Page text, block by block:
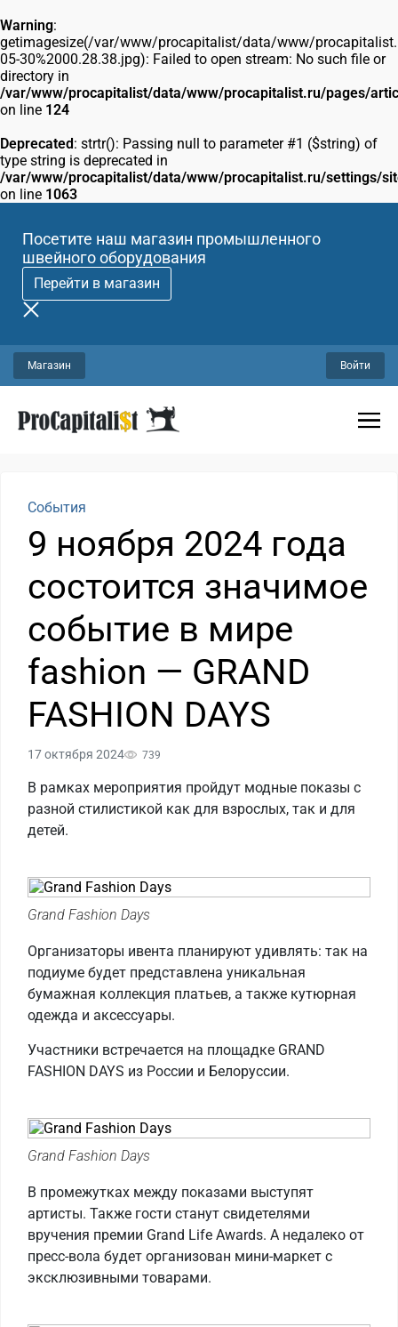
Warning:
getimagesize(/var/www/procapitalist/data/www/
05-30%2000.28.38.jpg): Failed to open stream: No such file or
directory in
/var/www/procapitalist/data/www/procapitalist.ru/pages/
on line 124
Deprecated: strtr(): Passing null to parameter #1 ($string) of
type string is deprecated in
/var/www/procapitalist/data/www/procapitalist.ru/settings/
on line 1063
Посетите наш магазин промышленного
швейного оборудования
Перейти в магазин
Магазин Войти
События
9 ноября 2024 года
состоится значимое
событие в мире
fashion — GRAND
FASHION DAYS
17 октября 2024 739
В рамках мероприятия пройдут модные показы с
разной стилистикой как для взрослых, так и для
детей.
Grand Fashion Days
Организаторы ивента планируют удивлять: так на
подиуме будет представлена уникальная
бумажная коллекция платьев, а также кутюрная
одежда и аксессуары.
Участники встречается на площадке GRAND
FASHION DAYS из России и Белоруссии.
Grand Fashion Days
В промежутках между показами выступят
артисты. Также гости станут свидетелями
вручения премии Grand Life Awards. А недалеко от
пресс-вола будет организован мини-маркет с
эксклюзивными товарами.